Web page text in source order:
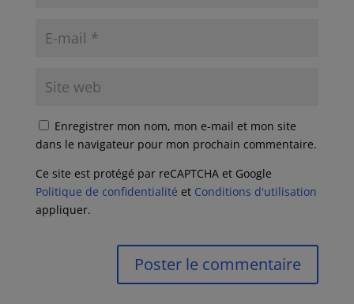
Enregistrer mon nom, mon e-mail et mon site
dans le navigateur pour mon prochain commentaire.
Ce site est protégé par reCAPTCHA et Google
Politique de confidentialité et Conditions d'utilisation
appliquer.